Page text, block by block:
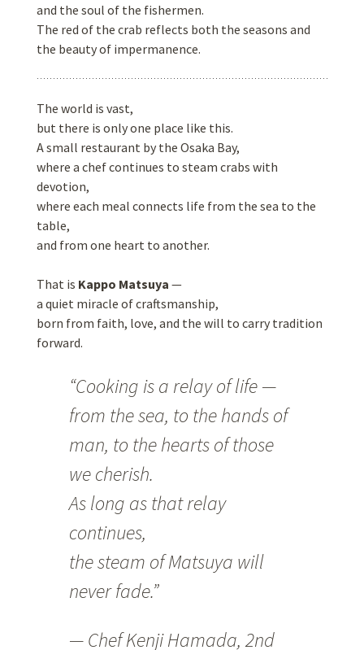
and the soul of the fishermen.
The red of the crab reflects both the seasons and
the beauty of impermanence.
The world is vast,
but there is only one place like this.
A small restaurant by the Osaka Bay,
where a chef continues to steam crabs with
devotion,
where each meal connects life from the sea to the
table,
and from one heart to another.
That is Kappo Matsuya —
a quiet miracle of craftsmanship,
born from faith, love, and the will to carry tradition
forward.
“Cooking is a relay of life —
from the sea, to the hands of
man, to the hearts of those
we cherish.
As long as that relay
continues,
the steam of Matsuya will
never fade.”
— Chef Kenji Hamada, 2nd